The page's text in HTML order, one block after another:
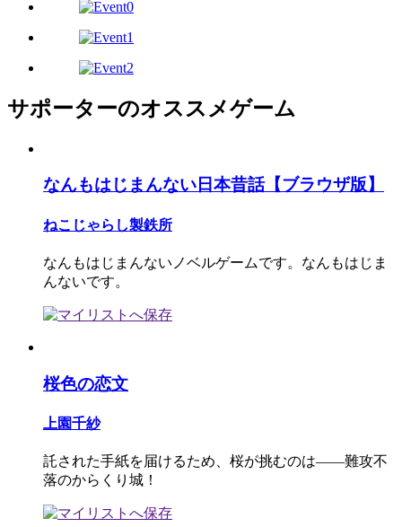
サポーターのオススメゲーム
なんもはじまんない日本昔話【ブラウザ版】
ねこじゃらし製鉄所
なんもはじまんないノベルゲームです。なんもはじま
んないです。
桜色の恋文
上園千紗
託された手紙を届けるため、桜が挑むのは――難攻不
落のからくり城！